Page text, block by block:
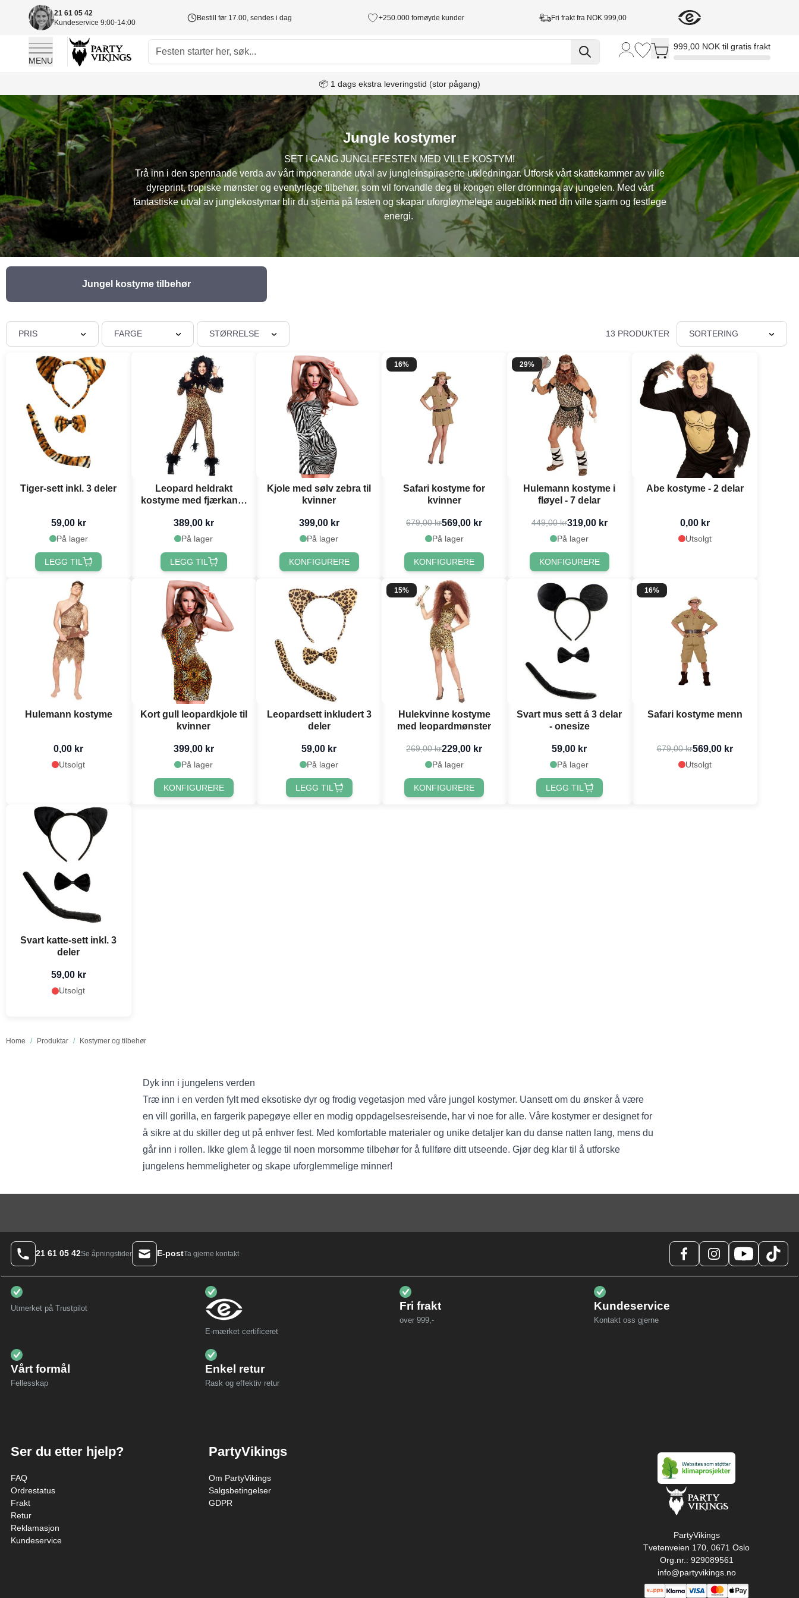
21 61 05 42
Kundeservice 9:00-14:00
Bestill før 17.00, sendes i dag +250.000 fornøyde kunder Fri frakt fra NOK 999,00
MENU
Toggle minicart, Cart is empty
999,00 NOK til gratis frakt
📦 1 dags ekstra leveringstid (stor pågang)
Jungle kostymer
SET I GANG JUNGLEFESTEN MED VILLE KOSTYM!
Trå inn i den spennande verda av vårt imponerande utval av jungleinspiraserte utkledningar. Utforsk vårt skattekammer av ville
dyreprint, tropiske mønster og eventyrlege tilbehør, som vil forvandle deg til kongen eller dronninga av jungelen. Med vårt
fantastiske utval av junglekostymar blir du stjerna på festen og skapar uforgløymelege augeblikk med din ville sjarm og festlege
energi.
Jungel kostyme tilbehør
Home / Produktar / Kostymer og tilbehør
PRIS FARGE STØRRELSE 13 PRODUKTER SORTERING
Tiger-sett inkl. 3 deler
59,00 kr
På lager
LEGG TIL
Leopard heldrakt
kostyme med fjærkant -
389,00 kr
På lager
LEGG TIL
Kjole med sølv zebra til
kvinner
399,00 kr
På lager
KONFIGURERE
16%
Safari kostyme for
kvinner
679,00 kr569,00 kr
På lager
KONFIGURERE
29%
Hulemann kostyme i
fløyel - 7 delar
449,00 kr319,00 kr
På lager
KONFIGURERE
Abe kostyme - 2 delar
0,00 kr
Utsolgt
Hulemann kostyme
0,00 kr
Utsolgt
Kort gull leopardkjole til
kvinner
399,00 kr
På lager
KONFIGURERE
Leopardsett inkludert 3
deler
59,00 kr
På lager
LEGG TIL
15%
Hulekvinne kostyme
med leopardmønster
269,00 kr229,00 kr
På lager
KONFIGURERE
Svart mus sett á 3 delar
- onesize
59,00 kr
På lager
LEGG TIL
16%
Safari kostyme menn
679,00 kr569,00 kr
Utsolgt
Svart katte-sett inkl. 3
deler
59,00 kr
Utsolgt
Dyk inn i jungelens verden
Træ inn i en verden fylt med eksotiske dyr og frodig vegetasjon med våre jungel kostymer. Uansett om du ønsker å være
en vill gorilla, en fargerik papegøye eller en modig oppdagelsesreisende, har vi noe for alle. Våre kostymer er designet for
å sikre at du skiller deg ut på enhver fest. Med komfortable materialer og unike detaljer kan du danse natten lang, mens du
går inn i rollen. Ikke glem å legge til noen morsomme tilbehør for å fullføre ditt utseende. Gjør deg klar til å utforske
jungelens hemmeligheter og skape uforglemmelige minner!
21 61 05 42Se åpningstider E-postTa gjerne kontakt
Utmerket på Trustpilot
E-mærket certificeret
Fri frakt
over 999,-
Kundeservice
Kontakt oss gjerne
Vårt formål
Fellesskap
Enkel retur
Rask og effektiv retur
Ser du etter hjelp?
FAQ
Ordrestatus
Frakt
Retur
Reklamasjon
Kundeservice
PartyVikings
Om PartyVikings
Salgsbetingelser
GDPR
PartyVikings
Tvetenveien 170, 0671 Oslo
Org.nr.: 929089561
info@partyvikings.no